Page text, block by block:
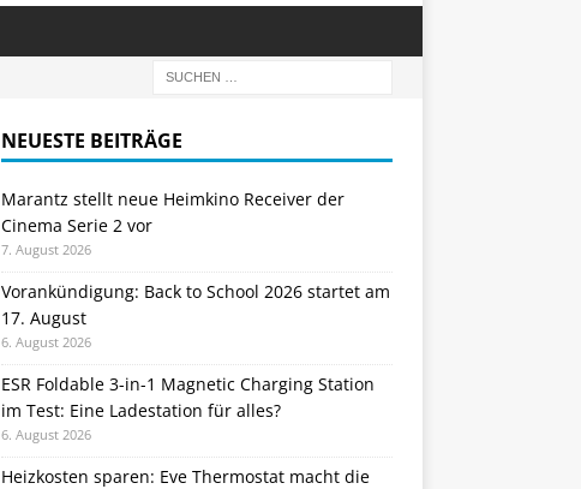
NEUESTE BEITRÄGE
Marantz stellt neue Heimkino Receiver der
Cinema Serie 2 vor
7. August 2026
Vorankündigung: Back to School 2026 startet am
17. August
6. August 2026
ESR Foldable 3-in-1 Magnetic Charging Station
im Test: Eine Ladestation für alles?
6. August 2026
Heizkosten sparen: Eve Thermostat macht die